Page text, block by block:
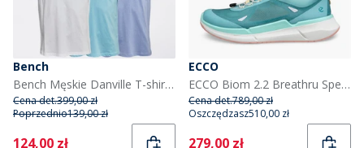
Bench
Bench Męskie Danville T-shirty Multis
Cena det.399,00 zł
Poprzednio139,00 zł
Current
124,00 zł
ECCO
ECCO Biom 2.2 Breathru Speedlace sneakersy dla niej kolor Aquatic/Pagoda Blue/Aquatic
Cena det.789,00 zł
Oszczędzasz510,00 zł
Current
279,00 zł